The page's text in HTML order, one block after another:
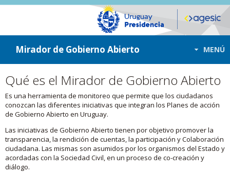
ir a contenido
ir al menú
Mirador de Gobierno Abierto MENÚ
Qué es el Mirador de Gobierno Abierto
Es una herramienta de monitoreo que permite que los ciudadanos
conozcan las diferentes iniciativas que integran los Planes de acción
de Gobierno Abierto en Uruguay.
Las iniciativas de Gobierno Abierto tienen por objetivo promover la
transparencia, la rendición de cuentas, la participación y Colaboración
ciudadana. Las mismas son asumidos por los organismos del Estado y
acordadas con la Sociedad Civil, en un proceso de co-creación y
diálogo.